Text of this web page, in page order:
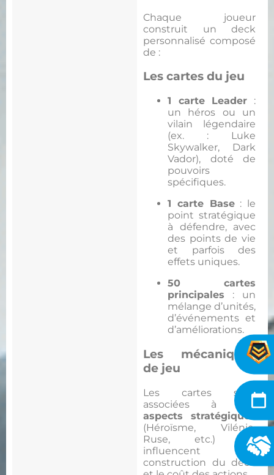
Chaque joueur
construit un deck
personnalisé composé
de :
Les cartes du jeu
1 carte Leader :
un héros ou un
vilain légendaire
(ex. : Luke
Skywalker, Dark
Vador), doté de
pouvoirs
spécifiques.
1 carte Base: le
point stratégique
à défendre, avec
des points de vie
et parfois des
effets uniques.
50 cartes
principales : un
mélange d’unités,
d’événements et
d’améliorations.
Les mécaniques
de jeu
Les cartes sont
associées à des
aspects stratégiques
(Héroïsme, Vilénie,
Ruse, etc.) qui
influencent la
construction du deck